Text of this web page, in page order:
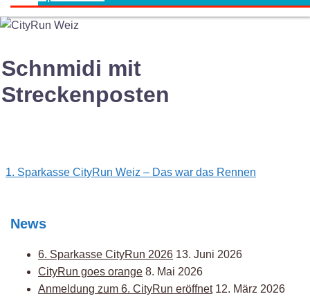
Schnmidi mit
Streckenposten
Post
1. Sparkasse CityRun Weiz – Das war das Rennen
News
6. Sparkasse CityRun 2026 13. Juni 2026
CityRun goes orange 8. Mai 2026
Anmeldung zum 6. CityRun eröffnet 12. März 2026